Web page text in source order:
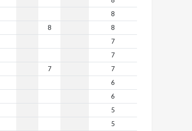
8
8
8
7
7
7
7
6
6
5
5